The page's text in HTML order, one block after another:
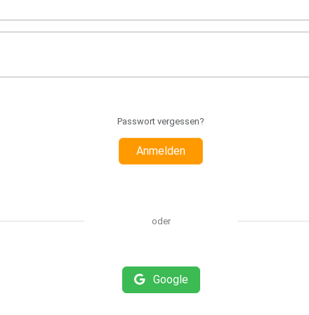
Passwort vergessen?
Anmelden
oder
Google